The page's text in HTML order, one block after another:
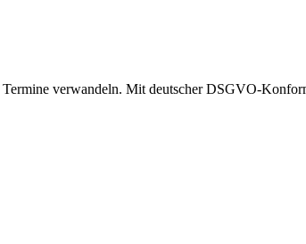
verwandeln. Mit deutscher DSGVO-